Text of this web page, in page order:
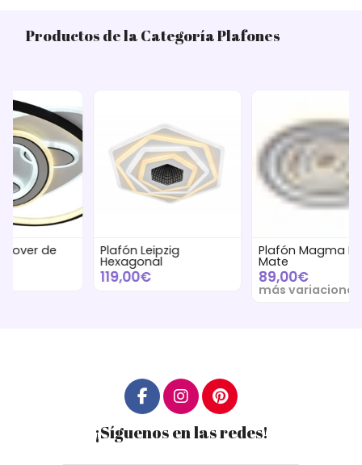
Productos de la Categoría Plafones
Plafón Leipzig Plafón Magma Blanco
más variaciones
¡Síguenos en las redes!